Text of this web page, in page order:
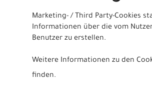
Marketing- / Third Party-Cookies
Informationen über die vom
Benutzer zu erstellen.
Weitere Informationen zu den
finden.